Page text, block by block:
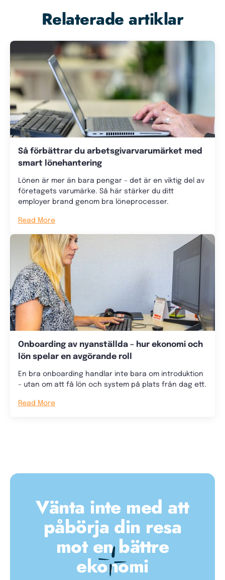
Relaterade artiklar
Så förbättrar du arbetsgivarvarumärket med
smart lönehantering
Lönen är mer än bara pengar – det är en viktig del av
företagets varumärke. Så här stärker du ditt
employer brand genom bra löneprocesser.
Read More
Onboarding av nyanställda – hur ekonomi och
lön spelar en avgörande roll
En bra onboarding handlar inte bara om introduktion
– utan om att få lön och system på plats från dag ett.
Read More
Vänta inte med att
påbörja din resa
mot en bättre
ekonomi